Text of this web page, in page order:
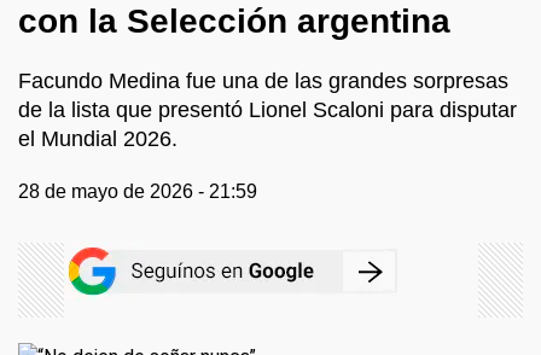
con la Selección argentina
Facundo Medina fue una de las grandes sorpresas
de la lista que presentó Lionel Scaloni para disputar
el Mundial 2026.
28 de mayo de 2026 - 21:59